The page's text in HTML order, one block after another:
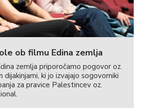
ob filmu Edina zemlja
zemlja priporočamo pogovor oz.
dijakinjami, ki jo izvajajo sogovorniki
za pravice Palestincev oz.